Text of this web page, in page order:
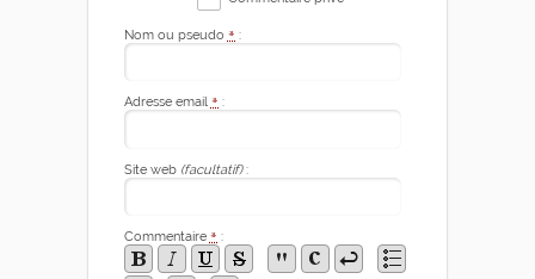
Nom ou pseudo * :
Adresse email * :
Site web (facultatif):
Commentaire * :